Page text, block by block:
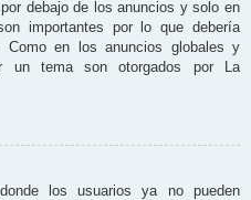
debajo de los anuncios y solo en
importantes por lo que debería
Como en los anuncios globales y
un tema son otorgados por La
los usuarios ya no pueden